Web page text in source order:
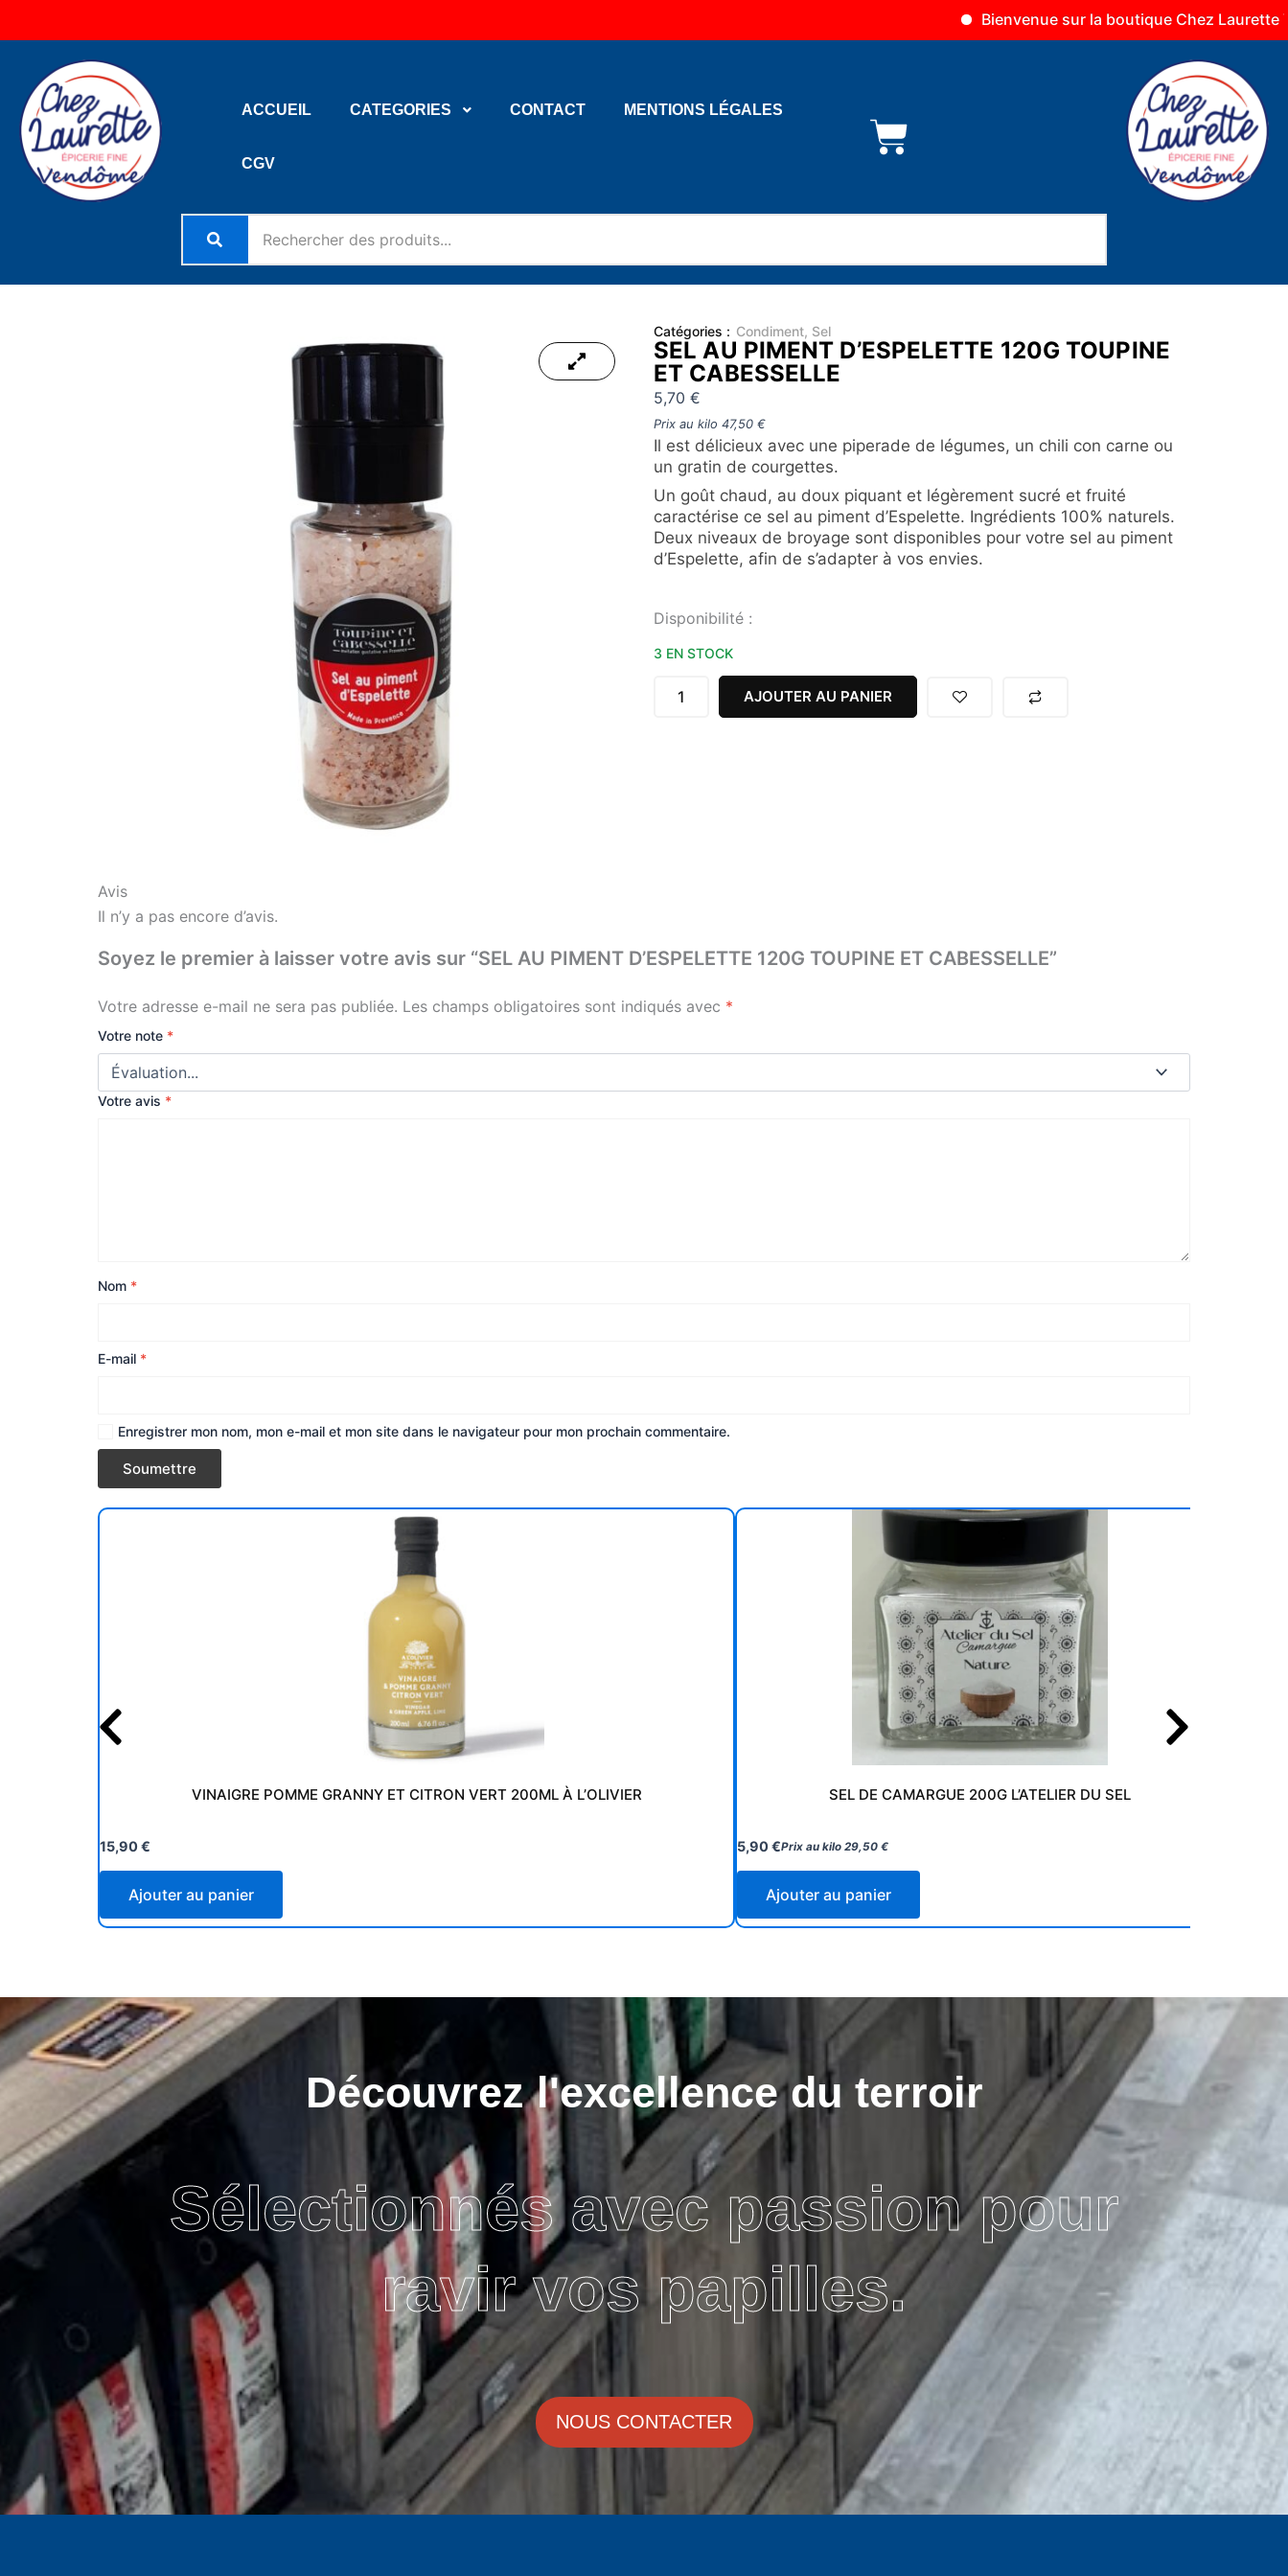
Bienvenue sur la boutique Chez Laurette Vendôme
au
ACCUEIL CATEGORIES CONTACT MENTIONS LÉGALES
CGV
Catégories : Condiment, Sel
SEL AU PIMENT D’ESPELETTE 120G TOUPINE
ET CABESSELLE
5,70 €
Prix au kilo 47,50 €
Il est délicieux avec une piperade de légumes, un chili con carne ou
un gratin de courgettes.
Un goût chaud, au doux piquant et légèrement sucré et fruité
caractérise ce sel au piment d’Espelette. Ingrédients 100% naturels.
Deux niveaux de broyage sont disponibles pour votre sel au piment
d’Espelette, afin de s’adapter à vos envies.
Disponibilité :
3 EN STOCK
quantité
SEL
PIMENT
AJOUTER AU PANIER
Avis
Il n’y a pas encore d’avis.
Soyez le premier à laisser votre avis sur “SEL AU PIMENT D’ESPELETTE 120G TOUPINE ET CABESSELLE”
Votre adresse e-mail ne sera pas publiée. Les champs obligatoires sont indiqués avec *
Votre note *
Votre avis *
Nom *
E-mail *
Enregistrer mon nom, mon e-mail et mon site dans le navigateur pour mon prochain commentaire.
VINAIGRE POMME GRANNY ET CITRON VERT 200ML À L’OLIVIER
15,90€
Ajouter au panier
SEL DE CAMARGUE 200G L’ATELIER DU SEL
5,90€Prix au kilo 29,50 €
Ajouter au panier
Découvrez l'excellence du terroir
Sélectionnés avec passion pour
ravir vos papilles.
NOUS CONTACTER